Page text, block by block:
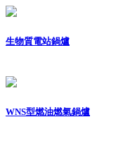
生物質電站鍋爐
WNS型燃油燃氣鍋爐